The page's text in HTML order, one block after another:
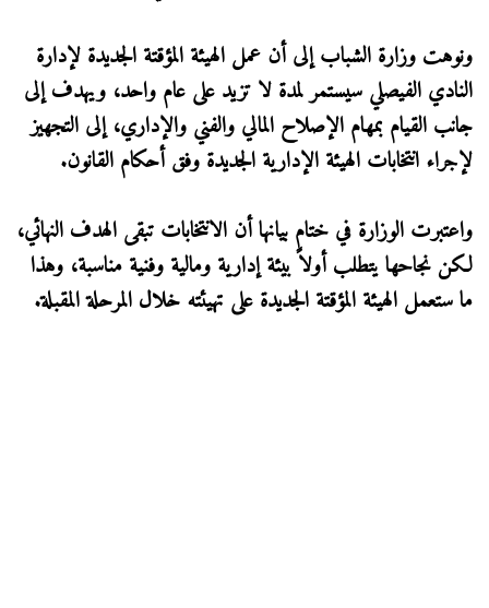
ونوهت وزارة الشباب إلى أن عمل الهيئة المؤقتة الجديدة لإدارة
النادي الفيصلي سيستمر لمدة لا تزيد على عام واحد، ويهدف إلى
جانب القيام بمهام الإصلاح المالي والفني والإداري، إلى التجهيز
لإجراء انتخابات الهيئة الإدارية الجديدة وفق أحكام القانون.
واعتبرت الوزارة في ختام بيانها أن الانتخابات تبقى الهدف النهائي،
لكن نجاحها يتطلب أولاً بيئة إدارية ومالية وفنية مناسبة، وهذا
ما ستعمل الهيئة المؤقتة الجديدة على تهيئته خلال المرحلة المقبلة.